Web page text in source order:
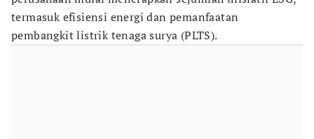
termasuk efisiensi energi dan pemanfaatan
pembangkit listrik tenaga surya (PLTS).